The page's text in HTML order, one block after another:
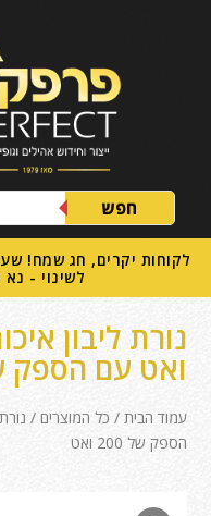
חפש
לקוחות יקרים, חג שמח!
לשינוי -
ואט עם הספק של
עמוד הבית / כל המוצרים
הספק של 200 ואט